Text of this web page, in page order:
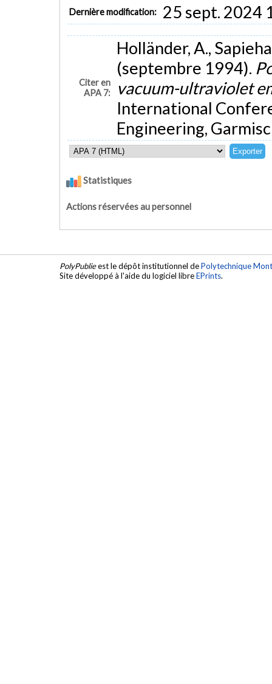
Dernière modification: 25 sept. 2024
Citer en
APA 7:
Holländer, A.,
(septembre 1994).
vacuum-ultraviolet
International
Engineering,
Statistiques
Actions réservées au personnel
PolyPublieest le dépôt institutionnel dePolytechnique
Site développé à l'aide du logiciel libreEPrints.